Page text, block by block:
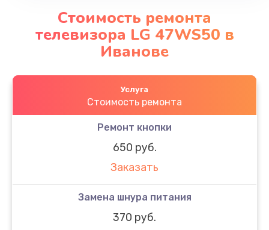
Стоимость ремонта
телевизора LG 47WS50 в
Иванове
Услуга
Стоимость ремонта
Ремонт кнопки
650 руб.
Заказать
Замена шнура питания
370 руб.